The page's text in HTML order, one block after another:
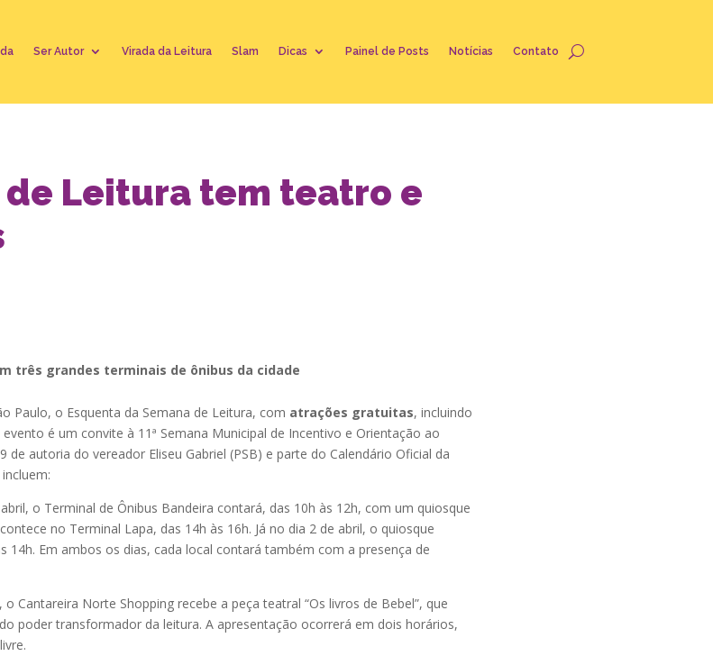
Ser Autor Virada da Leitura Slam Dicas Painel de Posts Notícias Contato
de Leitura tem teatro e
três grandes terminais de ônibus da cidade
Paulo, o Esquenta da Semana de Leitura, com atrações gratuitas, incluindo
é um convite à 11ª Semana Municipal de Incentivo e Orientação ao
de autoria do vereador Eliseu Gabriel (PSB) e parte do Calendário Oficial da
o Terminal de Ônibus Bandeira contará, das 10h às 12h, com um quiosque
no Terminal Lapa, das 14h às 16h. Já no dia 2 de abril, o quiosque
14h. Em ambos os dias, cada local contará também com a presença de
Cantareira Norte Shopping recebe a peça teatral “Os livros de Bebel”, que
poder transformador da leitura. A apresentação ocorrerá em dois horários,